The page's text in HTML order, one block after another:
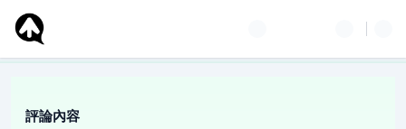
評論內容